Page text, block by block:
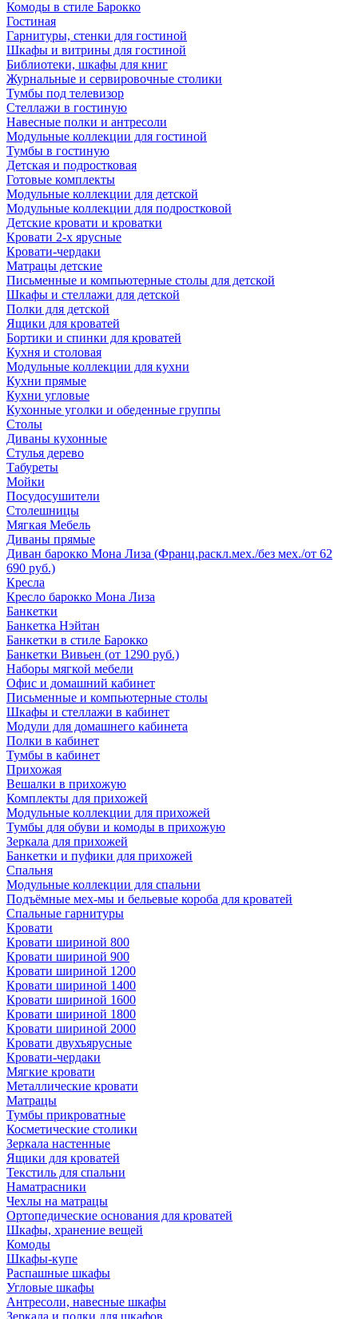
Комоды в стиле Барокко
Гостиная
Гарнитуры, стенки для гостиной
Шкафы и витрины для гостиной
Библиотеки, шкафы для книг
Журнальные и сервировочные столики
Тумбы под телевизор
Стеллажи в гостиную
Навесные полки и антресоли
Модульные коллекции для гостиной
Тумбы в гостиную
Детская и подростковая
Готовые комплекты
Модульные коллекции для детской
Модульные коллекции для подростковой
Детские кровати и кроватки
Кровати 2-х ярусные
Кровати-чердаки
Матрацы детские
Письменные и компьютерные столы для детской
Шкафы и стеллажи для детской
Полки для детской
Ящики для кроватей
Бортики и спинки для кроватей
Кухня и столовая
Модульные коллекции для кухни
Кухни прямые
Кухни угловые
Кухонные уголки и обеденные группы
Столы
Диваны кухонные
Стулья дерево
Табуреты
Мойки
Посудосушители
Столешницы
Мягкая Мебель
Диваны прямые
Диван барокко Мона Лиза (Франц.раскл.мех./без мех./от 62
690 руб.)
Кресла
Кресло барокко Мона Лиза
Банкетки
Банкетка Нэйтан
Банкетки в стиле Барокко
Банкетки Вивьен (от 1290 руб.)
Наборы мягкой мебели
Офис и домашний кабинет
Письменные и компьютерные столы
Шкафы и стеллажи в кабинет
Модули для домашнего кабинета
Полки в кабинет
Тумбы в кабинет
Прихожая
Вешалки в прихожую
Комплекты для прихожей
Модульные коллекции для прихожей
Тумбы для обуви и комоды в прихожую
Зеркала для прихожей
Банкетки и пуфики для прихожей
Спальня
Модульные коллекции для спальни
Подъёмные мех-мы и бельевые короба для кроватей
Спальные гарнитуры
Кровати
Кровати шириной 800
Кровати шириной 900
Кровати шириной 1200
Кровати шириной 1400
Кровати шириной 1600
Кровати шириной 1800
Кровати шириной 2000
Кровати двухъярусные
Кровати-чердаки
Мягкие кровати
Металлические кровати
Матрацы
Тумбы прикроватные
Косметические столики
Зеркала настенные
Ящики для кроватей
Текстиль для спальни
Наматрасники
Чехлы на матрацы
Ортопедические основания для кроватей
Шкафы, хранение вещей
Комоды
Шкафы-купе
Распашные шкафы
Угловые шкафы
Антресоли, навесные шкафы
Зеркала и полки для шкафов